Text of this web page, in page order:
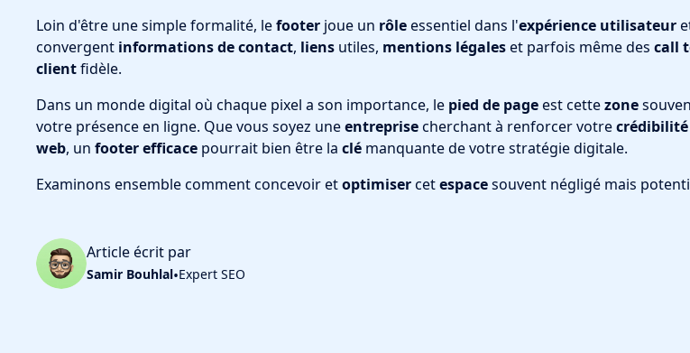
Loin d'être une simple formalité, lefooter joue un rôleessentiel dans l'expérience utilisateur
convergent informations de contact, liens utiles, mentions légaleset parfois même des call
clientfidèle.
Dans un monde digital où chaque pixel a son importance, le pied de pageest cettezone
votre présence en ligne. Que vous soyez uneentreprisecherchant à renforcer votrecrédibilité
web, un footer efficace pourrait bien être la clé manquante de votre stratégie digitale.
Examinons ensemble comment concevoir etoptimisercetespacesouvent négligé mais
Article écrit par
Samir Bouhlal•Expert SEO